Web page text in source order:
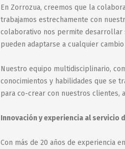
En Zorrozua, creemos que la
trabajamos estrechamente con
colaborativo nos permite desarrollar
pueden adaptarse a cualquier
Nuestro equipo multidisciplinario,
conocimientos y habilidades que se
para co-crear con nuestros clientes,
Innovación y experiencia al servicio
Con más de 20 años de experiencia